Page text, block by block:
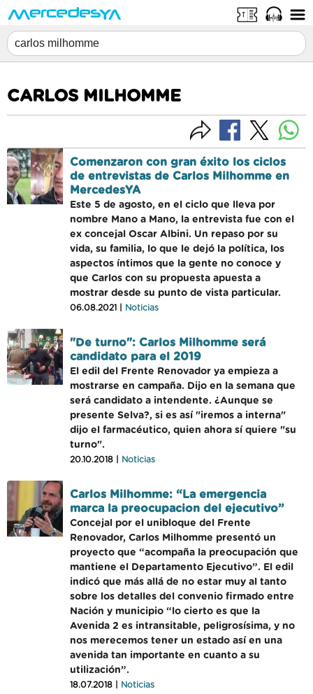
CARLOS MILHOMME
Comenzaron con gran éxito los ciclos
de entrevistas de Carlos Milhomme en
MercedesYA
Este 5 de agosto, en el ciclo que lleva por
nombre Mano a Mano, la entrevista fue con el
ex concejal Oscar Albini. Un repaso por su
vida, su familia, lo que le dejó la política, los
aspectos íntimos que la gente no conoce y
que Carlos con su propuesta apuesta a
mostrar desde su punto de vista particular.
06.08.2021 | Noticias
"De turno": Carlos Milhomme será
candidato para el 2019
El edil del Frente Renovador ya empieza a
mostrarse en campaña. Dijo en la semana que
será candidato a intendente. ¿Aunque se
presente Selva?, si es así "iremos a interna"
dijo el farmacéutico, quien ahora sí quiere "su
turno".
20.10.2018 | Noticias
Carlos Milhomme: “La emergencia
marca la preocupacion del ejecutivo”
Concejal por el unibloque del Frente
Renovador, Carlos Milhomme presentó un
proyecto que “acompaña la preocupación que
mantiene el Departamento Ejecutivo”. El edil
indicó que más allá de no estar muy al tanto
sobre los detalles del convenio firmado entre
Nación y municipio “lo cierto es que la
Avenida 2 es intransitable, peligrosísima, y no
nos merecemos tener un estado así en una
avenida tan importante en cuanto a su
utilización”.
18.07.2018 | Noticias